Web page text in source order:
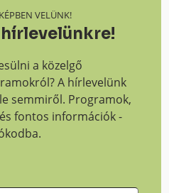
VELÜNK!
a közelgő
A hírlevelünk
semmiről. Programok,
fontos információk -